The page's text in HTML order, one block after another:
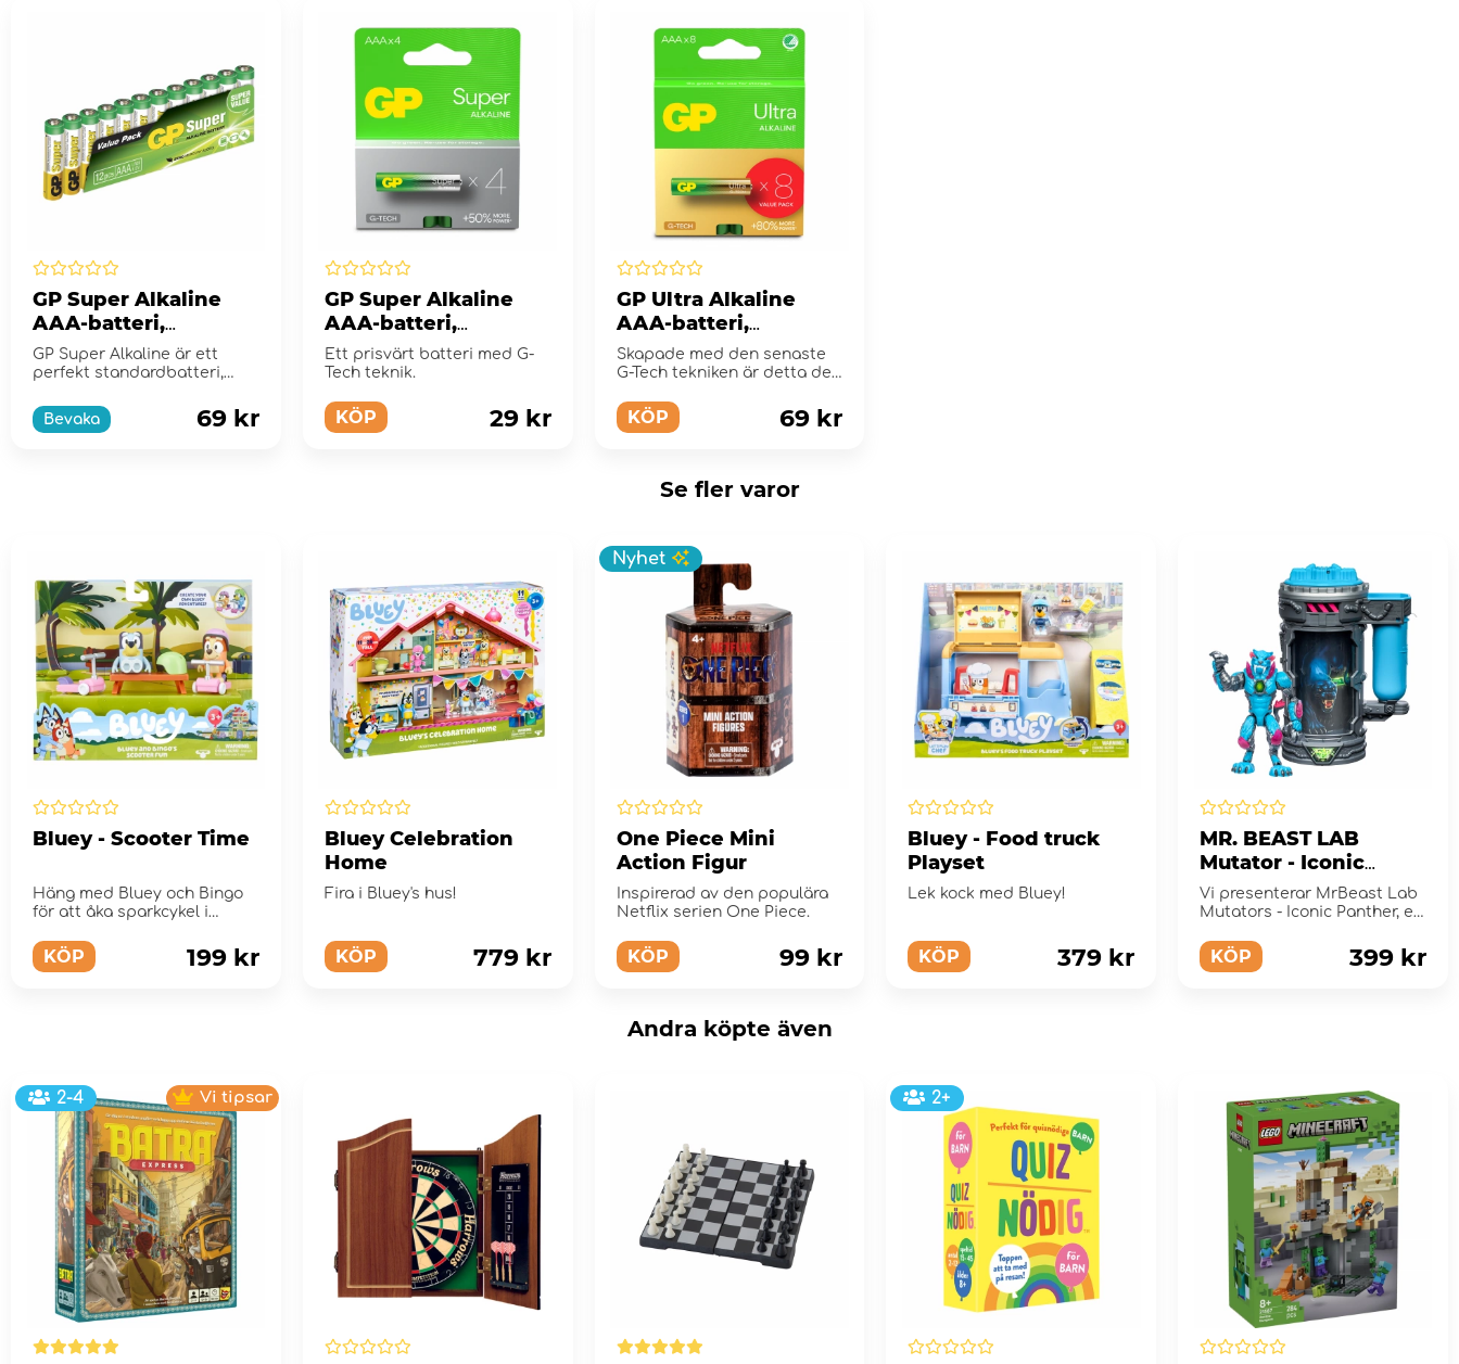
GP Super Alkaline
AAA-batteri,
24A/LR03, 12-pack
GP Super Alkaline är ett
perfekt standardbatteri,
Bevaka
69 kr
GP Super Alkaline
AAA-batteri,
24A/LR03, 4-pack
Ett prisvärt batteri med G-
Tech teknik.
KÖP 29 kr
GP Ultra Alkaline
AAA-batteri,
24AU/LR03, 8-pack
Skapade med den senaste
G-Tech tekniken är detta det
KÖP 69 kr
Se fler varor
Bluey - Scooter Time
Häng med Bluey och Bingo
för att åka sparkcykel i
KÖP 199 kr
Bluey Celebration
Home
Fira i Bluey's hus!
KÖP 779 kr
Nyhet
One Piece Mini
Action Figur
Inspirerad av den populära
Netflix serien One Piece.
KÖP 99 kr
Bluey - Food truck
Playset
Lek kock med Bluey!
KÖP 379 kr
MR. BEAST LAB
Mutator - Iconic
Panther
Vi presenterar MrBeast Lab
Mutators - Iconic Panther, en
KÖP 399 kr
Andra köpte även
2-4 Vi tipsar 2+